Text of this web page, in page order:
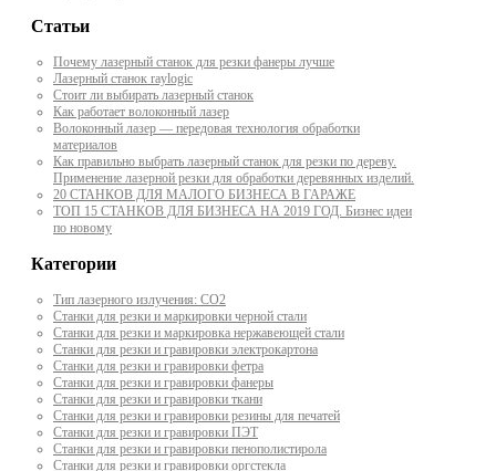
Статьи
Почему лазерный станок для резки фанеры лучше
Лазерный станок raylogic
Стоит ли выбирать лазерный станок
Как работает волоконный лазер
Волоконный лазер — передовая технология обработки
материалов
Как правильно выбрать лазерный станок для резки по дереву.
Применение лазерной резки для обработки деревянных изделий.
20 СТАНКОВ ДЛЯ МАЛОГО БИЗНЕСА В ГАРАЖЕ
ТОП 15 СТАНКОВ ДЛЯ БИЗНЕСА НА 2019 ГОД. Бизнес идеи
по новому
Категории
Тип лазерного излучения: СО2
Станки для резки и маркировки черной стали
Станки для резки и маркировка нержавеющей стали
Станки для резки и гравировки электрокартона
Станки для резки и гравировки фетра
Станки для резки и гравировки фанеры
Станки для резки и гравировки ткани
Станки для резки и гравировки резины для печатей
Станки для резки и гравировки ПЭТ
Станки для резки и гравировки пенополистирола
Станки для резки и гравировки оргстекла